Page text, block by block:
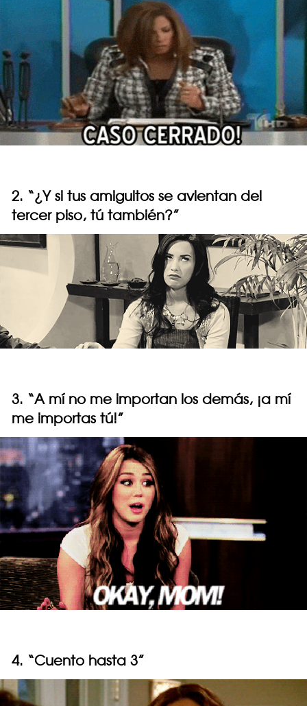
2. “¿Y si tus amiguitos se avientan del
tercer piso, tú también?”
3. “A mí no me importan los demás, ¡a mí
me importas tú!”
4. “Cuento hasta 3”